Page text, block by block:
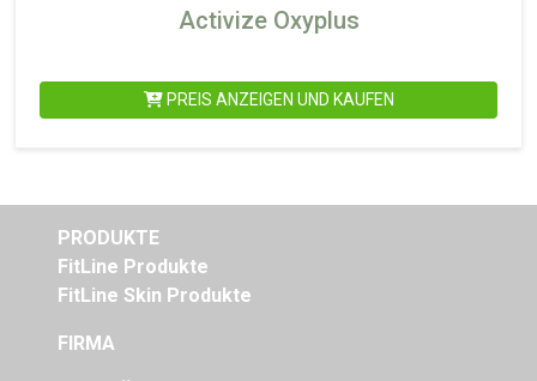
Activize Oxyplus
PREIS ANZEIGEN UND KAUFEN
PRODUKTE
FitLine Produkte
FitLine Skin Produkte
FIRMA